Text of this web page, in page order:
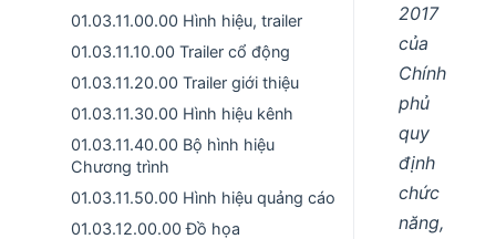
01.03.11.00.00 Hình hiệu, trailer
01.03.11.10.00 Trailer cổ động
01.03.11.20.00 Trailer giới thiệu
01.03.11.30.00 Hình hiệu kênh
01.03.11.40.00 Bộ hình hiệu
Chương trình
01.03.11.50.00 Hình hiệu quảng cáo
01.03.12.00.00 Đồ họa
2017
của
Chính
phủ
quy
định
chức
năng,